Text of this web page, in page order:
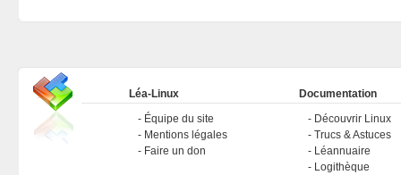
Léa-Linux
Équipe du site
Mentions légales
Faire un don
Documentation
Découvrir Linux
Trucs & Astuces
Léannuaire
Logithèque